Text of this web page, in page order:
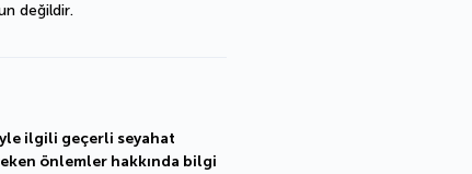
değildir.
ilgili geçerli seyahat
önlemler hakkında bilgi